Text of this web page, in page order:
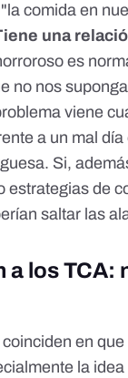
comida en
una
es
no nos
viene
a un mal
Si,
estrategias de
saltar las
a los TCA:
en
la